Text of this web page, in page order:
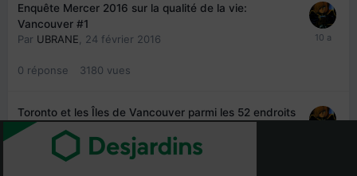
Enquête Mercer 2016 sur la qualité de la vie:
Vancouver #1
Par UBRANE 24 février 2016
0 réponse 3180 vues
Toronto et les Îles de Vancouver parmi les 52 endroits
du mondes à voir en 2016
UBRANE 7 janvier 2016